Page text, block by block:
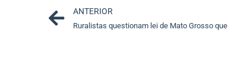
Prev
ANTERIOR